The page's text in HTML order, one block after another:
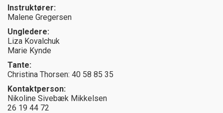
Instruktører:
Malene Gregersen
Ungledere:
Liza Kovalchuk
Marie Kynde
Tante:
Christina Thorsen: 40 58 85 35
Kontaktperson:
Nikoline Sivebæk Mikkelsen
26 19 44 72